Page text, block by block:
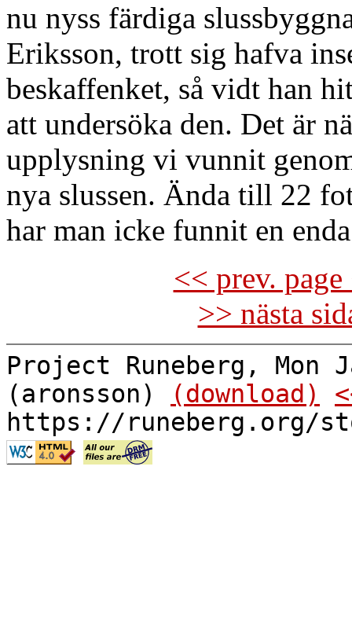
nu nyss färdiga
Eriksson, trott sig hafva
beskaffenket, så vidt han
att undersöka den. Det är
upplysning vi vunnit
nya slussen. Ända till 22
har man icke funnit en
<< prev.
>> nästa
Project Runeberg, Mon
(aronsson)
(download)
https://runeberg.org/